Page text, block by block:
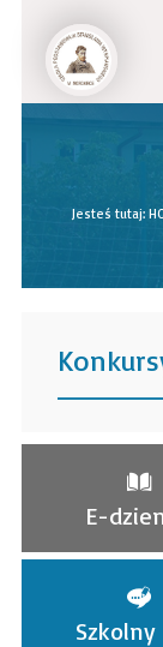
Jesteś tutaj:
E-